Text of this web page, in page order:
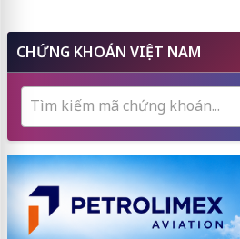
CHỨNG KHOÁN VIỆT NAM
Tìm kiếm mã chứng khoán...